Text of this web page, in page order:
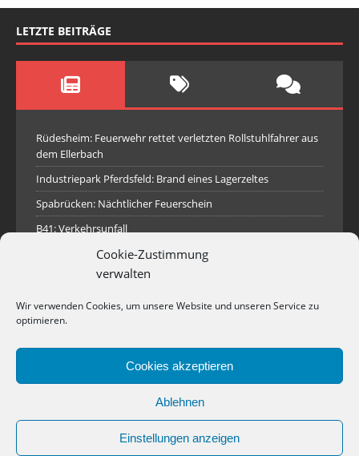
Cookie-Zustimmung
verwalten
Wir verwenden Cookies, um unsere Website und unseren Service zu
optimieren.
Cookies akzeptieren
Ablehnen
Einstellungen anzeigen
LETZTE BEITRÄGE
Rüdesheim: Feuerwehr rettet verletzten Rollstuhlfahrer aus
dem Ellerbach
Industriepark Pferdsfeld: Brand eines Lagerzeltes
Spabrücken: Nächtlicher Feuerschein
B41: Verkehrsunfall
Traisen: Rauchsäule im Gelände
Hilfeleistungseinsatz Rotenfels
Empfang des neuen Tanklöschfahrzeugs für die
Stützpunktfeuerwehr Waldböckelheim
Rüdesheim: Wasser in Stromkasten